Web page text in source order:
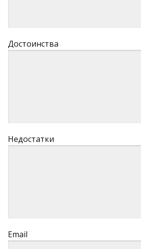
Достоинства
Недостатки
Email